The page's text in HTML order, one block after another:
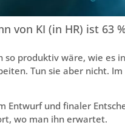
von KI (in HR) ist 63
so produktiv wäre, wie es
Tun sie aber nicht.
Entwurf und finaler
wo man ihn erwartet.